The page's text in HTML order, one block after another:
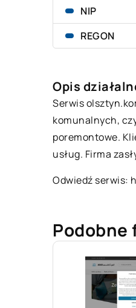
NIP
REGON
Opis
Serwis
komunalnych,
poremontowe.
usług. Firma
Odwiedź serwis:
Podobne